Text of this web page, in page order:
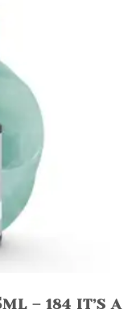
– 184 IT’S A